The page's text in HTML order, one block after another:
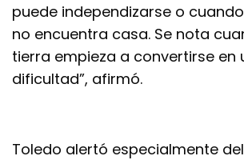
puede independizarse o
no encuentra casa. Se nota
tierra empieza a convertirse en
dificultad”, afirmó.
Toledo alertó especialmente